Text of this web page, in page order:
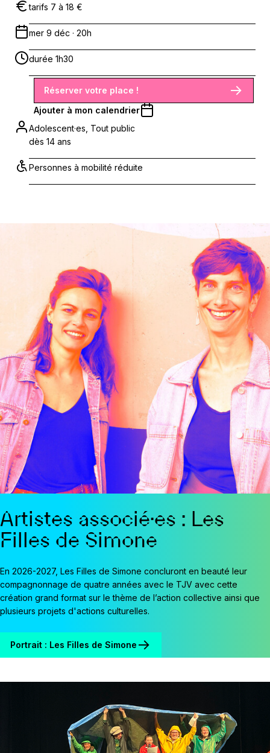
tarifs 7 à 18 €
mer 9 déc · 20h
durée 1h30
Réserver votre place !
Ajouter à mon calendrier
Adolescent·es, Tout public
dès 14 ans
Personnes à mobilité réduite
Artistes associé·es : Les
Filles de Simone
En 2026-2027, Les Filles de Simone concluront en beauté leur
compagnonnage de quatre années avec le TJV avec cette
création grand format sur le thème de l’action collective ainsi que
plusieurs projets d'actions culturelles.
Portrait : Les Filles de Simone